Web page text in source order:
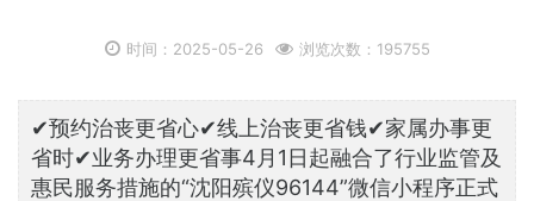
时间：2025-05-26 浏览次数：195755
✔预约治丧更省心✔线上治丧更省钱✔家属办事更
省时✔业务办理更省事4月1日起融合了行业监管及
惠民服务措施的“沈阳殡仪96144”微信小程序正式